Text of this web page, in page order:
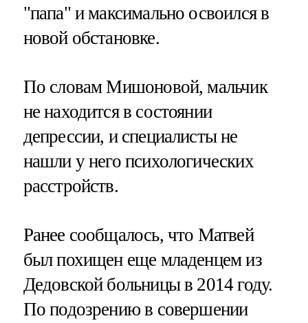
"папа" и максимально освоился в
новой обстановке.
По словам Мишоновой, мальчик
не находится в состоянии
депрессии, и специалисты не
нашли у него психологических
расстройств.
Ранее сообщалось, что Матвей
был похищен еще младенцем из
Дедовской больницы в 2014 году.
По подозрению в совершении